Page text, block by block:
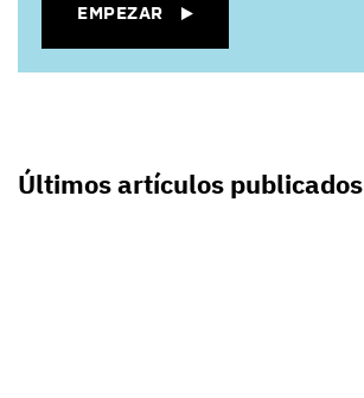
EMPEZAR
Últimos artículos publicados